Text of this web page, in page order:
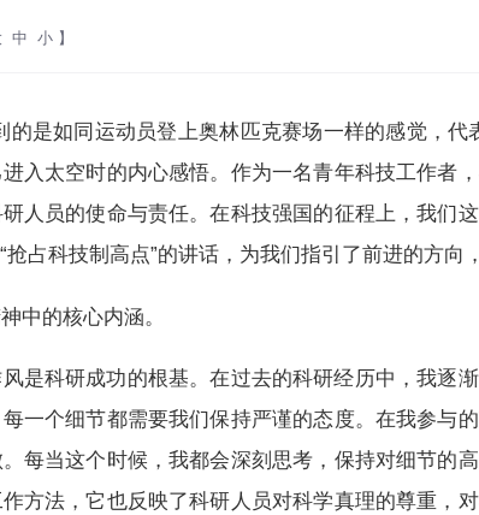
中 小】
的是如同运动员登上奥林匹克赛场一样的感觉，
入太空时的内心感悟。作为一名青年科技工作者
人员的使命与责任。在科技强国的征程上，我们
占科技制高点”的讲话，为我们指引了前进的方向
中的核心内涵。
是科研成功的根基。在过去的科研经历中，我逐
一个细节都需要我们保持严谨的态度。在我参与
每当这个时候，我都会深刻思考，保持对细节的
方法，它也反映了科研人员对科学真理的尊重，